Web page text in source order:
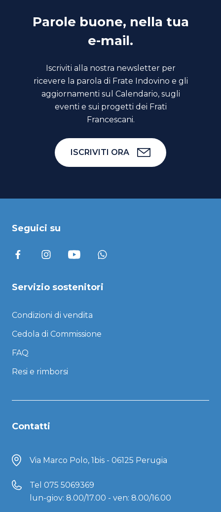
Parole buone, nella tua
e-mail.
Iscriviti alla nostra newsletter per
ricevere la parola di Frate Indovino e gli
aggiornamenti sul Calendario, sugli
eventi e sui progetti dei Frati
Francescani.
ISCRIVITI ORA
Seguici su
Servizio sostenitori
Condizioni di vendita
Cedola di Commissione
FAQ
Resi e rimborsi
Contatti
Via Marco Polo, 1bis - 06125 Perugia
Tel 075 5069369
lun-giov: 8.00/17.00 - ven: 8.00/16.00